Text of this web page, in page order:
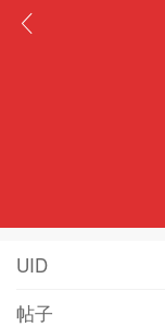
UID
帖子